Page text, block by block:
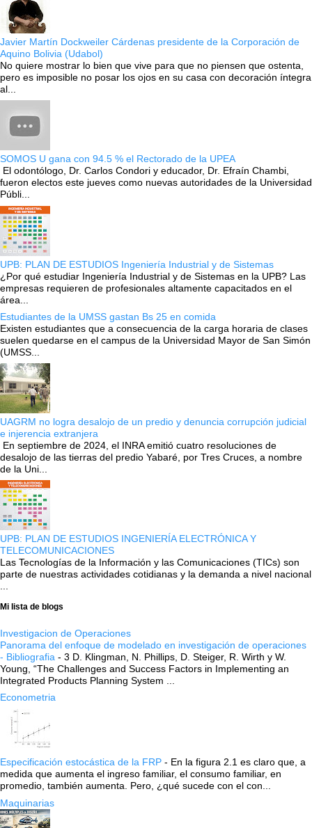
Javier Martín Dockweiler Cárdenas presidente de la Corporación de
Aquino Bolivia (Udabol)
No quiere mostrar lo bien que vive para que no piensen que ostenta,
pero es imposible no posar los ojos en su casa con decoración íntegra
al...
SOMOS U gana con 94.5 % el Rectorado de la UPEA
El odontólogo, Dr. Carlos Condori y educador, Dr. Efraín Chambi,
fueron electos este jueves como nuevas autoridades de la Universidad
Públi...
UPB: PLAN DE ESTUDIOS Ingeniería Industrial y de Sistemas
¿Por qué estudiar Ingeniería Industrial y de Sistemas en la UPB? Las
empresas requieren de profesionales altamente capacitados en el
área...
Estudiantes de la UMSS gastan Bs 25 en comida
Existen estudiantes que a consecuencia de la carga horaria de clases
suelen quedarse en el campus de la Universidad Mayor de San Simón
(UMSS...
UAGRM no logra desalojo de un predio y denuncia corrupción judicial
e injerencia extranjera
En septiembre de 2024, el INRA emitió cuatro resoluciones de
desalojo de las tierras del predio Yabaré, por Tres Cruces, a nombre
de la Uni...
UPB: PLAN DE ESTUDIOS INGENIERÍA ELECTRÓNICA Y
TELECOMUNICACIONES
Las Tecnologías de la Información y las Comunicaciones (TICs) son
parte de nuestras actividades cotidianas y la demanda a nivel nacional
Mi lista de blogs
Investigacion de Operaciones
Panorama del enfoque de modelado en investigación de operaciones
- Bibliografia - 3 D. Klingman, N. Phillips, D. Steiger, R. Wirth y W.
Young, “The Challenges and Success Factors in Implementing an
Integrated Products Planning System ...
Econometria
Especificación estocástica de la FRP - En la figura 2.1 es claro que, a
medida que aumenta el ingreso familiar, el consumo familiar, en
promedio, también aumenta. Pero, ¿qué sucede con el con...
Maquinarias